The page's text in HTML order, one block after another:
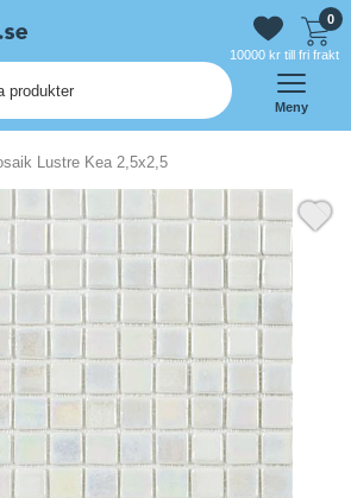
0
10000 kr till fri frakt
Meny
Lustre Kea 2,5x2,5